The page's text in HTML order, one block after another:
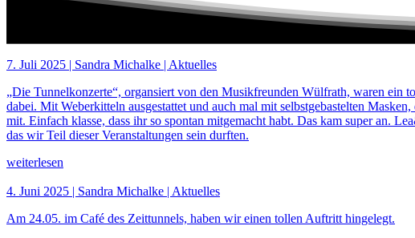
7. Juli 2025 | Sandra Michalke | Aktuelles
„Die Tunnelkonzerte“, organsiert von den Musikfreunden Wülfrath, waren
dabei. Mit Weberkitteln ausgestattet und auch mal mit selbstgebastelten
mit. Einfach klasse, dass ihr so spontan mitgemacht habt. Das kam super an.
das wir Teil dieser Veranstaltungen sein durften.
weiterlesen
4. Juni 2025 | Sandra Michalke | Aktuelles
Am 24.05. im Café des Zeittunnels, haben wir einen tollen Auftritt hingelegt.